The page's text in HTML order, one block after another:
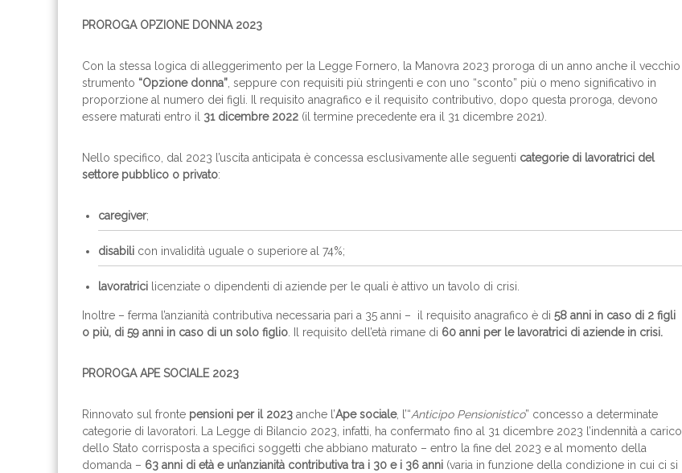
PROROGA OPZIONE DONNA 2023
Con la stessa logica di alleggerimento per la Legge Fornero, la Manovra 2023 proroga di un anno anche il vecchio
strumento “Opzione donna” , seppure con requisiti più stringenti e con uno “sconto” più o meno significativo in
proporzione al numero dei figli. Il requisito anagrafico e il requisito contributivo, dopo questa proroga, devono
essere maturati entro il 31 dicembre 2022 (il termine precedente era il 31 dicembre 2021).
Nello specifico, dal 2023 l’uscita anticipata è concessa esclusivamente alle seguenti categorie di lavoratrici del
settore pubblico o privato:
caregiver;
disabili con invalidità uguale o superiore al 74%;
lavoratrici licenziate o dipendenti di aziende per le quali è attivo un tavolo di crisi.
Inoltre – ferma l’anzianità contributiva necessaria pari a 35 anni – il requisito anagrafico è di 58 anni in caso di 2 figli
o più, di 59 anni in caso di un solo figlio . Il requisito dell’età rimane di 60 anni per le lavoratrici di aziende in crisi.
PROROGA APE SOCIALE 2023
Rinnovato sul fronte pensioni per il 2023 anche l’Ape sociale, l’“Anticipo Pensionistico” concesso a determinate
categorie di lavoratori. La Legge di Bilancio 2023, infatti, ha confermato fino al 31 dicembre 2023 l’indennità a carico
dello Stato corrisposta a specifici soggetti che abbiano maturato – entro la fine del 2023 e al momento della
domanda – 63 anni di età e un’anzianità contributiva tra i 30 e i 36 anni (varia in funzione della condizione in cui ci si